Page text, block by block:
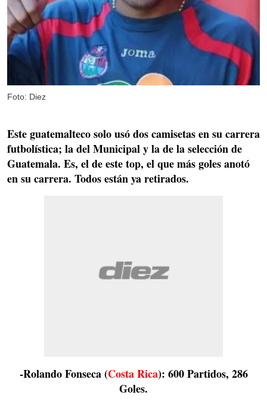
Foto: Diez
Este guatemalteco solo usó dos camisetas en su carrera
futbolística; la del Municipal y la de la selección de
Guatemala. Es, el de este top, el que más goles anotó
en su carrera. Todos están ya retirados.
-Rolando Fonseca (Costa Rica): 600 Partidos, 286
Goles.